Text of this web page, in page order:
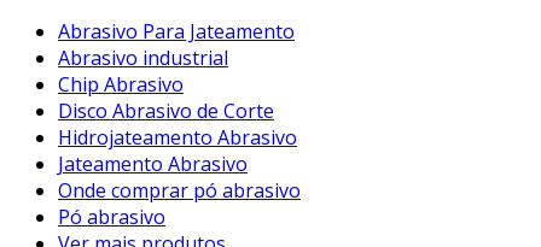
Abrasivo Para Jateamento
Abrasivo industrial
Chip Abrasivo
Disco Abrasivo de Corte
Hidrojateamento Abrasivo
Jateamento Abrasivo
Onde comprar pó abrasivo
Pó abrasivo